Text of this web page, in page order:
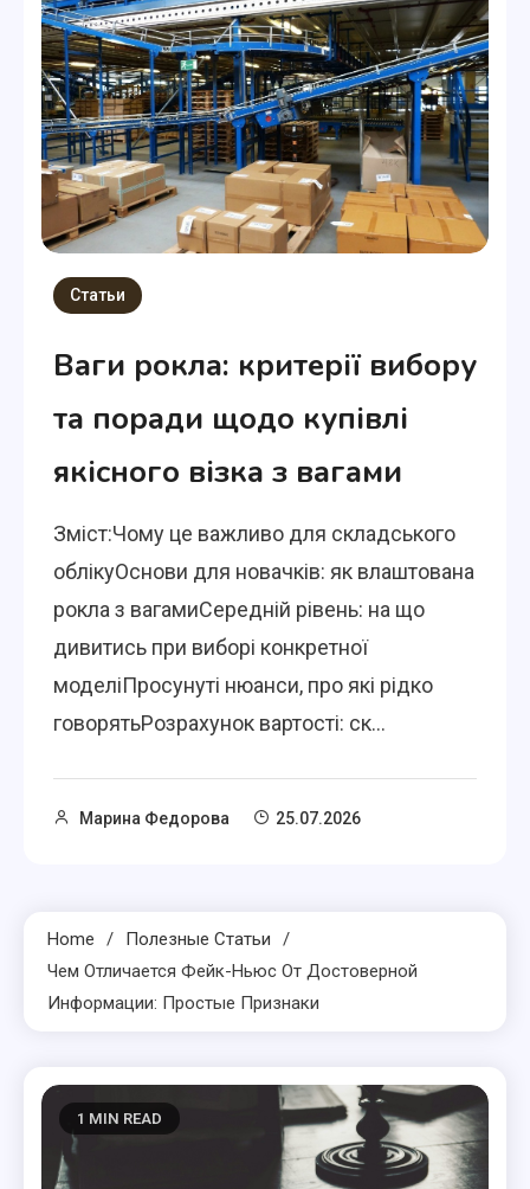
Статьи
Ваги рокла: критерії вибору
та поради щодо купівлі
якісного візка з вагами
Зміст:Чому це важливо для складського
облікуОснови для новачків: як влаштована
рокла з вагамиСередній рівень: на що
дивитись при виборі конкретної
моделіПросунуті нюанси, про які рідко
говорятьРозрахунок вартості: ск...
Марина Федорова 25.07.2026
Home
Полезные Статьи
Чем Отличается Фейк-Ньюс От Достоверной
Информации: Простые Признаки
1 MIN READ